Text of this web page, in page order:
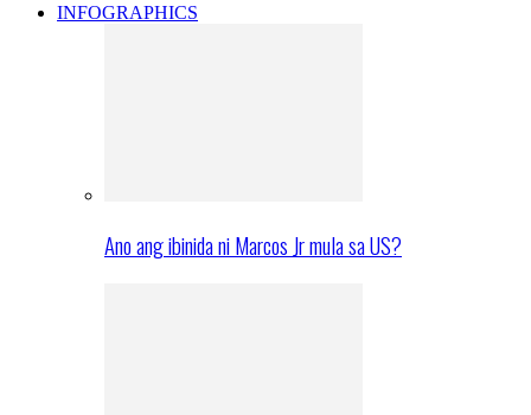
INFOGRAPHICS
Ano ang ibinida ni Marcos Jr mula sa US?